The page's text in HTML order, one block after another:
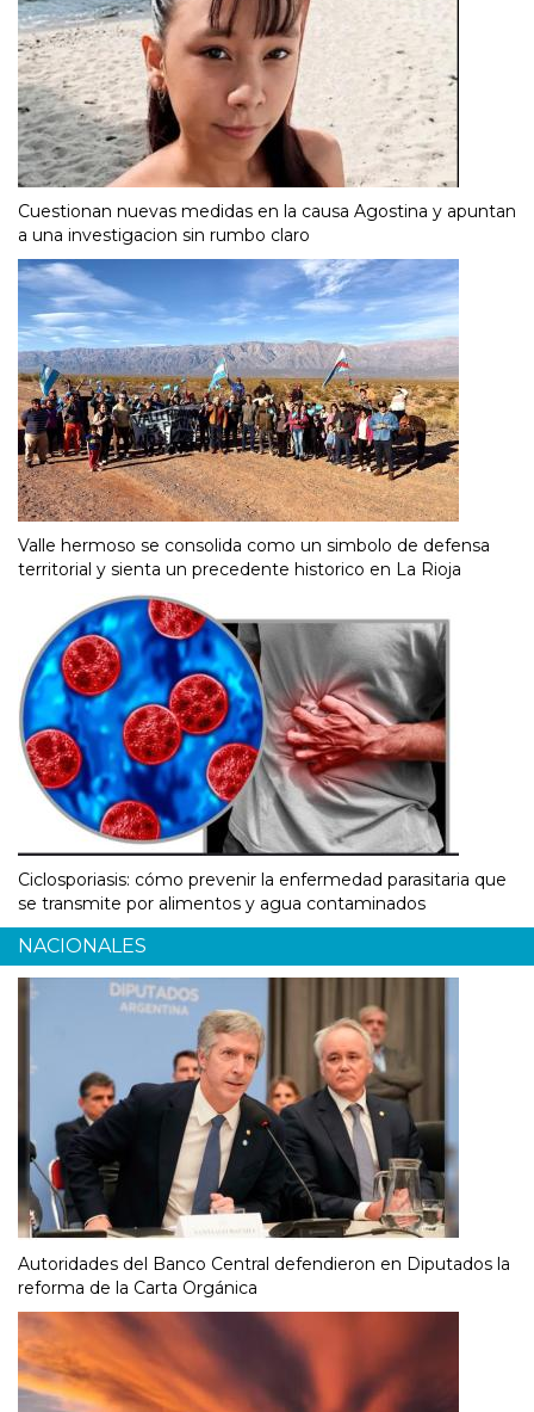
Cuestionan nuevas medidas en la causa Agostina y apuntan
a una investigacion sin rumbo claro
Valle hermoso se consolida como un simbolo de defensa
territorial y sienta un precedente historico en La Rioja
Ciclosporiasis: cómo prevenir la enfermedad parasitaria que
se transmite por alimentos y agua contaminados
NACIONALES
Autoridades del Banco Central defendieron en Diputados la
reforma de la Carta Orgánica